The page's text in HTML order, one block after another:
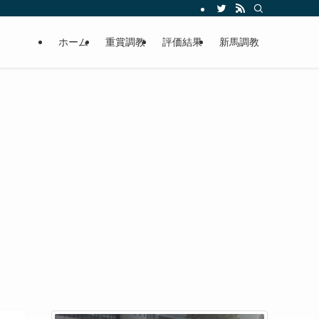
ホーム 重賞調教 評価結果 新馬調教